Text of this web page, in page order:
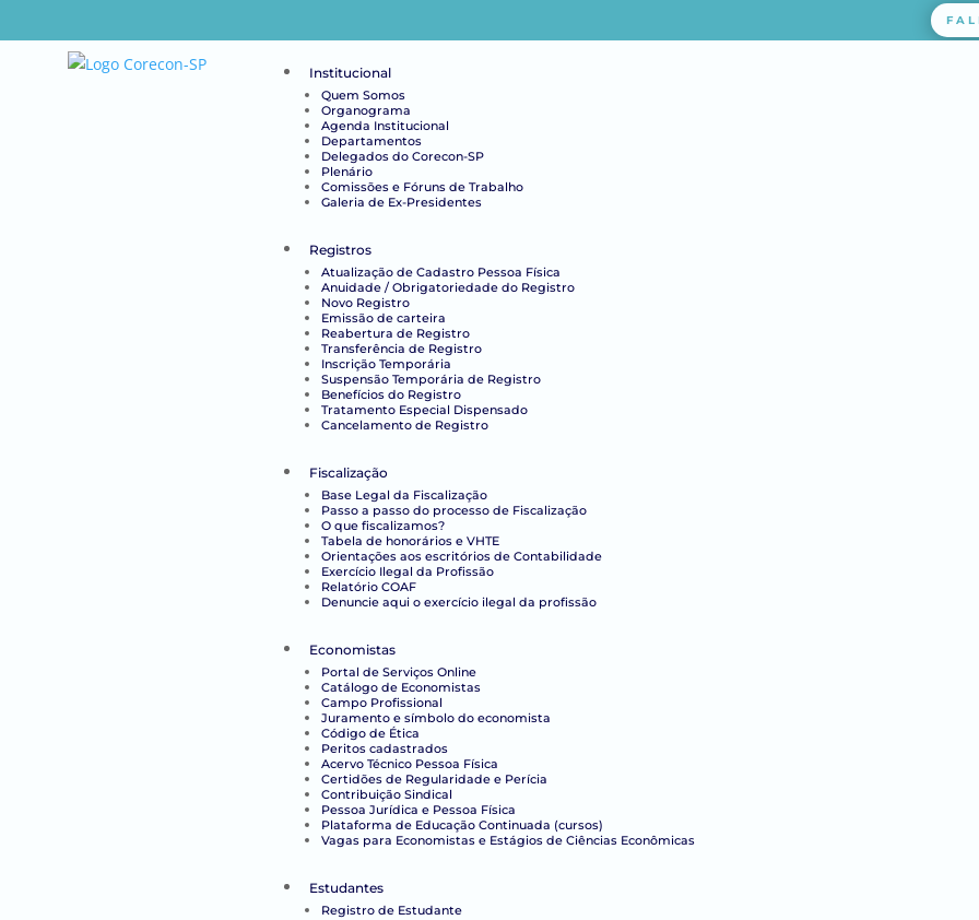
Institucional
Quem Somos
Organograma
Agenda Institucional
Departamentos
Delegados do Corecon-SP
Plenário
Comissões e Fóruns de Trabalho
Galeria de Ex-Presidentes
Registros
Atualização de Cadastro Pessoa Física
Anuidade / Obrigatoriedade do Registro
Novo Registro
Emissão de carteira
Reabertura de Registro
Transferência de Registro
Inscrição Temporária
Suspensão Temporária de Registro
Benefícios do Registro
Tratamento Especial Dispensado
Cancelamento de Registro
Fiscalização
Base Legal da Fiscalização
Passo a passo do processo de Fiscalização
O que fiscalizamos?
Tabela de honorários e VHTE
Orientações aos escritórios de Contabilidade
Exercício Ilegal da Profissão
Relatório COAF
Denuncie aqui o exercício ilegal da profissão
Economistas
Portal de Serviços Online
Catálogo de Economistas
Campo Profissional
Juramento e símbolo do economista
Código de Ética
Peritos cadastrados
Acervo Técnico Pessoa Física
Certidões de Regularidade e Perícia
Contribuição Sindical
Pessoa Jurídica e Pessoa Física
Plataforma de Educação Continuada (cursos)
Vagas para Economistas e Estágios de Ciências Econômicas
Estudantes
Registro de Estudante